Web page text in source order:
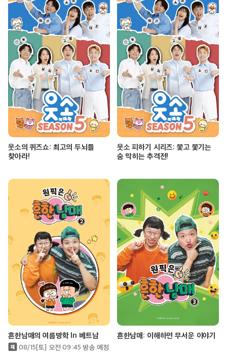
웃소의 퀴즈쇼: 최고의 두뇌를
찾아라!
웃소 피하기 시리즈: 쫓고 쫓기는
숨 막히는 추격전!
흔한남매의 여름방학 In 베트남
08/15[토] 오전 09:45 방송 예정
흔한남매: 이해하면 무서운 이야기